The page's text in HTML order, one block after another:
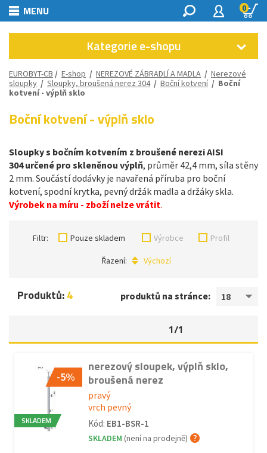
MENU 0
Kategorie e-shopu
EUROBYT-CB / E-shop / NEREZOVÉ ZÁBRADLÍ A MADLA / Nerezové
sloupky / Sloupky, broušená nerez 304/ Boční kotvení/ Boční
kotvení - výplň sklo
Boční kotvení - výplň sklo
Sloupky s bočním kotvením z broušené nerezi AISI
304 určené pro skleněnou výplň, průměr 42,4 mm, síla stěny
2 mm. Součástí dodávky je navařená příruba pro boční
kotvení, spodní krytka, pevný držák madla a držáky skla.
Výrobek na míru - zboží nelze vrátit.
Filtr: Pouze skladem Výrobce Profil
Řazení: Výchozí
produktů na stránce: 18
Produktů:4
1/1
-5%
SKLADEM
nerezový sloupek, výplň sklo,
broušená nerez
pravý
vrch pevný
Kód: EB1-BSR-1
SKLADEM (není na prodejně)